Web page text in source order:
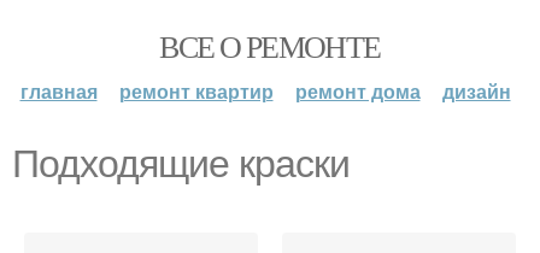
ВСЕ О РЕМОНТЕ
главная ремонт квартир ремонт дома дизайн
Подходящие краски